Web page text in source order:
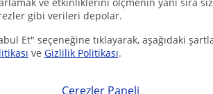
gibi verileri depolar.
Et" seçeneğine tıklayarak, aşağıdaki
ve Gizlilik Politikası.
Çerezler Paneli
çekebilecek diğer Ingilizce öğretmenleri